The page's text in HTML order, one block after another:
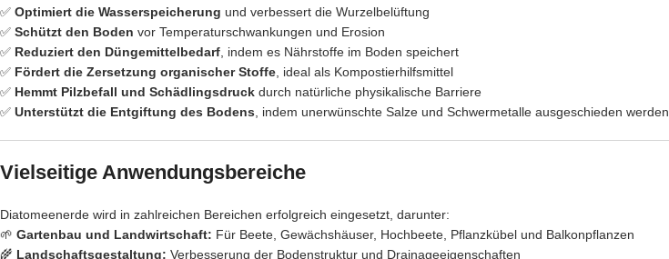
✅ Optimiert die Wasserspeicherung und verbessert die Wurzelbelüftung
✅ Schützt den Boden vor Temperaturschwankungen und Erosion
✅ Reduziert den Düngemittelbedarf , indem es Nährstoffe im Boden speichert
✅ Fördert die Zersetzung organischer Stoffe , ideal als Kompostierhilfsmittel
✅ Hemmt Pilzbefall und Schädlingsdruck durch natürliche physikalische Barriere
✅ Unterstützt die Entgiftung des Bodens , indem unerwünschte Salze und Schwermetalle ausgeschieden werden
Vielseitige Anwendungsbereiche
Diatomeenerde wird in zahlreichen Bereichen erfolgreich eingesetzt, darunter:
🌱 Gartenbau und Landwirtschaft: Für Beete, Gewächshäuser, Hochbeete, Pflanzkübel und Balkonpflanzen
🌾 Landschaftsgestaltung: Verbesserung der Bodenstruktur und Drainageeigenschaften